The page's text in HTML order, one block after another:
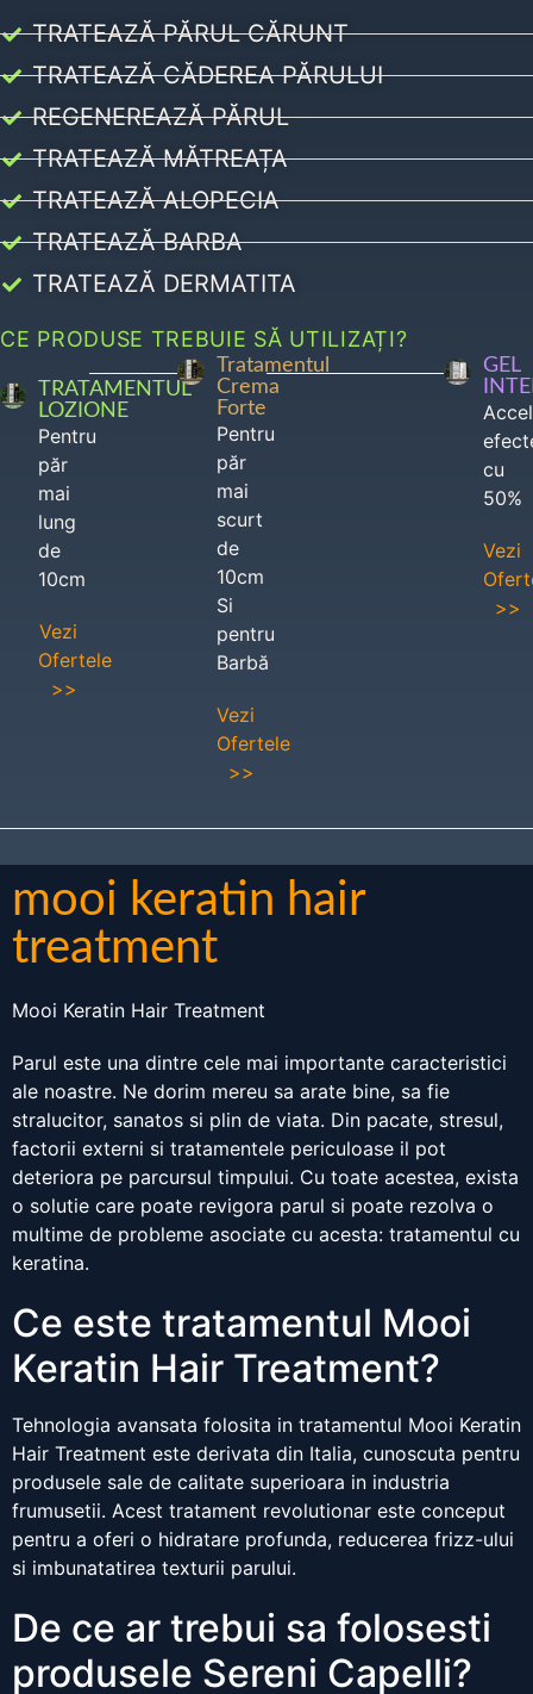
TRATEAZĂ PĂRUL CĂRUNT
TRATEAZĂ CĂDEREA PĂRULUI
REGENEREAZĂ PĂRUL
TRATEAZĂ MĂTREAȚA
TRATEAZĂ ALOPECIA
TRATEAZĂ BARBA
TRATEAZĂ DERMATITA
CE PRODUSE TREBUIE SĂ UTILIZAȚI?
TRATAMENTUL
LOZIONE
Pentru
păr
mai
lung
de
10cm
Vezi
Ofertele
>>
Tratamentul
Crema
Forte
Pentru
păr
mai
scurt
de
10cm
Si
pentru
Barbă
Vezi
Ofertele
>>
GEL
cu
50%
Vezi
>>
mooi keratin hair
treatment
Mooi Keratin Hair Treatment
Parul este una dintre cele mai importante caracteristici
ale noastre. Ne dorim mereu sa arate bine, sa fie
stralucitor, sanatos si plin de viata. Din pacate, stresul,
factorii externi si tratamentele periculoase il pot
deteriora pe parcursul timpului. Cu toate acestea, exista
o solutie care poate revigora parul si poate rezolva o
multime de probleme asociate cu acesta: tratamentul cu
keratina.
Ce este tratamentul Mooi
Keratin Hair Treatment?
Tehnologia avansata folosita in tratamentul Mooi Keratin
Hair Treatment este derivata din Italia, cunoscuta pentru
produsele sale de calitate superioara in industria
frumusetii. Acest tratament revolutionar este conceput
pentru a oferi o hidratare profunda, reducerea frizz-ului
si imbunatatirea texturii parului.
De ce ar trebui sa folosesti
produsele Sereni Capelli?